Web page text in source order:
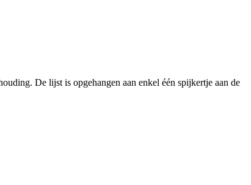
De lijst is opgehangen aan enkel één spijkertje aan de